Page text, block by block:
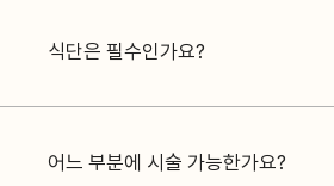
식단은 필수인가요?
어느 부분에 시술 가능한가요?